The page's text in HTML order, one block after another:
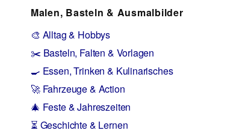
Malen, Basteln & Ausmalbilder
🎨 Alltag & Hobbys
✂️ Basteln, Falten & Vorlagen
🍳 Essen, Trinken & Kulinarisches
🚀 Fahrzeuge & Action
🎄 Feste & Jahreszeiten
⏳ Geschichte & Lernen